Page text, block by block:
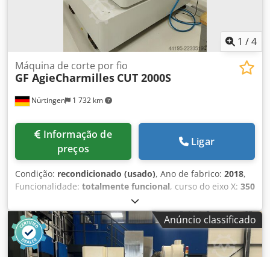
1 /4
Nürtingen 1 732 km
Máquina de corte por fio
GF AgieCharmilles CUT 2000S
preços
Ligar
Condição: recondicionado (usado), Ano de fabrico: 2018,
Funcionalidade: totalmente funcional, curso do eixo X: 350
250 mm, curso do eixo Z:
GF AgieCharmilles CUT 2000S Ano de fabricação: 2018
Cursos: X = 350 mm, Y = 250 mm, Z = 256 mm Crsdpfx
Aozlx A Soikef Cursos dos eixos U/V: +/- 70 mm Conicidade
máxima: 30° a uma altura de 100 mm Dimensões máximas
Anúncio classificado